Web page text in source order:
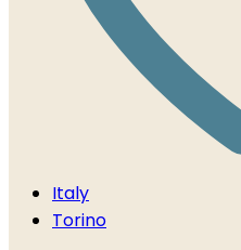
Italy
Torino